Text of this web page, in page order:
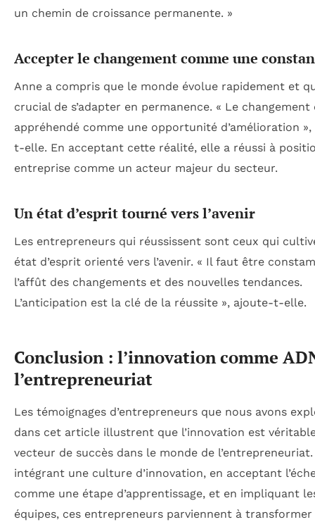
un chemin de croissance permanente. »
Accepter le changement comme une
Anne a compris que le monde évolue rapidement et
crucial de s’adapter en permanence. « Le
appréhendé comme une opportunité d’amélioration
t-elle. En acceptant cette réalité, elle a réussi à
entreprise comme un acteur majeur du secteur.
Un état d’esprit tourné vers l’avenir
Les entrepreneurs qui réussissent sont ceux qui
état d’esprit orienté vers l’avenir. « Il faut être
l’affût des changements et des nouvelles tendances.
L’anticipation est la clé de la réussite », ajoute-t-elle.
Conclusion : l’innovation comme
l’entrepreneuriat
Les témoignages d’entrepreneurs que nous avons
dans cet article illustrent que l’innovation est
vecteur de succès dans le monde de l’entrepreneuriat.
intégrant une culture d’innovation, en acceptant
comme une étape d’apprentissage, et en impliquant
équipes, ces entrepreneurs parviennent à